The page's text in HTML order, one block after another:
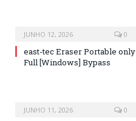
JUNHO 12, 2026 0
east-tec Eraser Portable only
Full [Windows] Bypass
JUNHO 11, 2026 0